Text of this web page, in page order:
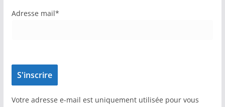
Adresse mail*
Votre adresse e-mail est uniquement utilisée pour vous